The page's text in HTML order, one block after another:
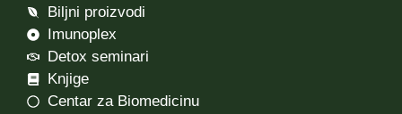
Biljni proizvodi
Imunoplex
Detox seminari
Knjige
Centar za Biomedicinu